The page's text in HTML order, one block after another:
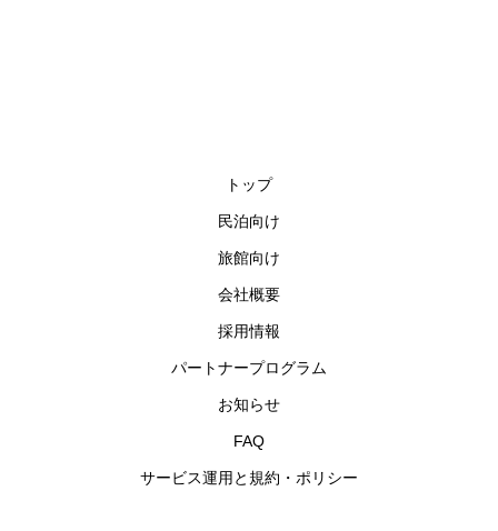
トップ
民泊向け
旅館向け
会社概要
採用情報
パートナープログラム
お知らせ
FAQ
サービス運用と規約・ポリシー